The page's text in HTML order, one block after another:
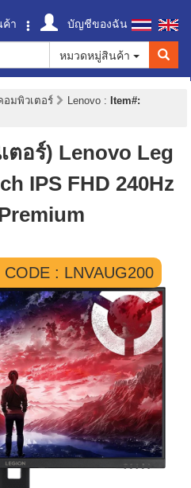
า
บัญชีของฉัน
หมวดหมู่สินค้า
อมพิวเตอร์ Lenovo : Item#:
ตอร์) Lenovo Leg
IPS FHD 240Hz
: LNVAUG200